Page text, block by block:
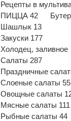
Рецепты в
ПИЦЦА 42
Шашлык 13
Закуски 177
Холодец, заливное
Салаты 287
Праздничные
Слоеные салаты 55
Овощные салаты
Мясные салаты 111
Рыбные салаты 44